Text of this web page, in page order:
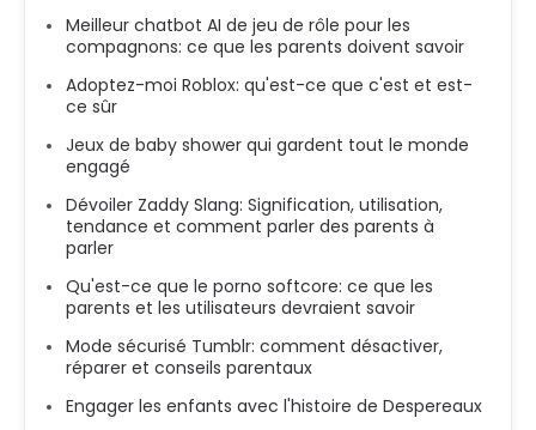
Meilleur chatbot AI de jeu de rôle pour les
compagnons: ce que les parents doivent savoir
Adoptez-moi Roblox: qu'est-ce que c'est et est-
ce sûr
Jeux de baby shower qui gardent tout le monde
engagé
Dévoiler Zaddy Slang: Signification, utilisation,
tendance et comment parler des parents à
parler
Qu'est-ce que le porno softcore: ce que les
parents et les utilisateurs devraient savoir
Mode sécurisé Tumblr: comment désactiver,
réparer et conseils parentaux
Engager les enfants avec l'histoire de Despereaux